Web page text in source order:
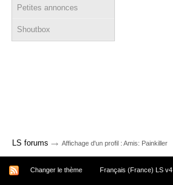
Petites annonces
Shoutbox
LS forums → Affichage d'un profil : Amis: Painkiller
Changer le thème Français (France) LS v4